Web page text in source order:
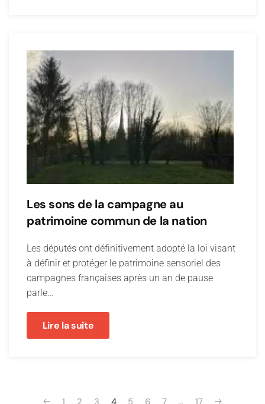
Les sons de la campagne au
patrimoine commun de la nation
Les députés ont définitivement adopté la loi visant
à définir et protéger le patrimoine sensoriel des
campagnes françaises après un an de pause
parle…
Lire la suite
1 2 3 4 5 6 7 … 17